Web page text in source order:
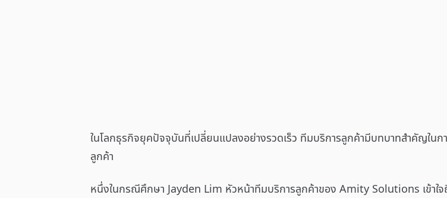
ในโลกธุรกิจยุคปัจจุบันที่เปลี่ยนแปลงอย่างรวดเร็ว ทีมบริการลูกค้ามีบทบาทสำคัญใน
ลูกค้า
หนึ่งในกรณีศึกษา Jayden Lim หัวหน้าทีมบริการลูกค้าของ Amity Solutions เข้าใ